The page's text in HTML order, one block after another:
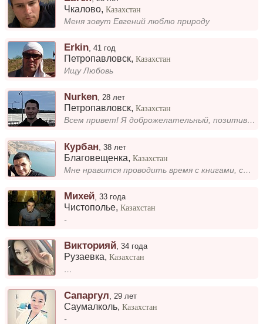
Чкалово,Казахстан
Меня зовут Евгений люблю природу
Erkin ,41 год
Петропавловск,Казахстан
Ищу Любовь
Nurken,28 лет
Петропавловск,Казахстан
Всем привет! Я доброжелательный, позитивный, романтичный мужчина хочу встретить ту самую девушку которая тоже желает со...
Курбан ,38 лет
Благовещенка,Казахстан
Мне нравится проводить время с книгами, слушать музыку и гулять на природе. Всегда рад новым знакомствам и интересным ра...
Михей ,33 года
Чистополье,Казахстан
-
Викторияй,34 года
Рузаевка,Казахстан
…
Сапаргул 29 лет
Саумалколь,Казахстан
-